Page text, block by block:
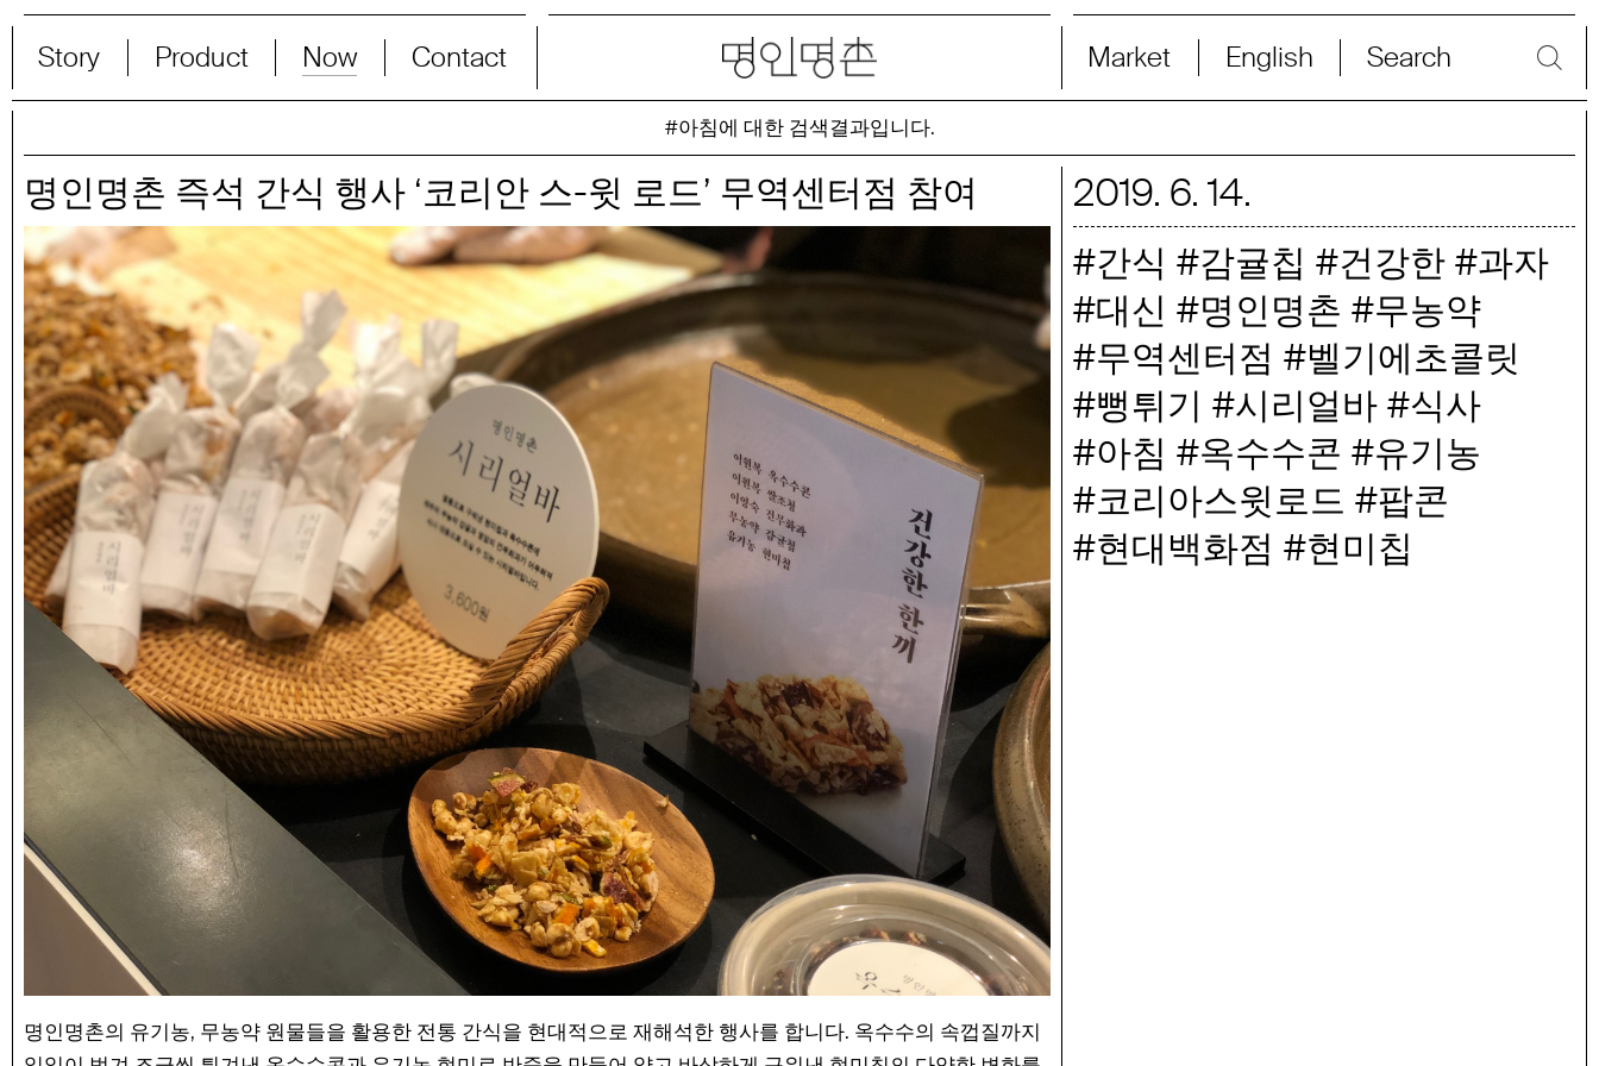
Story Product Now Contact Market English Search
#아침에 대한 검색결과입니다.
명인명촌 즉석 간식 행사 ‘코리안 스-윗 로드’ 무역센터점 참여
명인명촌의 유기농, 무농약 원물들을 활용한 전통 간식을 현대적으로 재해석한 행사를 합니다. 옥수수의 속껍질까지
2019. 6. 14.
간식 감귤칩 건강한
과자
대신
명인명촌
무농약
무역센터점
벨기에초콜릿
뻥튀기
시리얼바
식사
아침
옥수수콘
유기농
코리아스윗로드
팝콘
현대백화점
현미칩